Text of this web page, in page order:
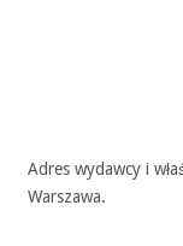
Adres wydawcy i
Warszawa.